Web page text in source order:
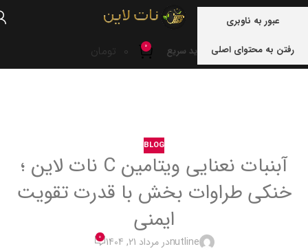
عبور به ناوبری
رفتن به محتوای اصلی
خرید سریع 0
0 تومان
BLOG
آبنبات نعنایی ویتامین C نات لاین ؛
خنکی طراوات بخش با قدرت تقویت
ایمنی
nutlineدر مرداد 21, 1404 0